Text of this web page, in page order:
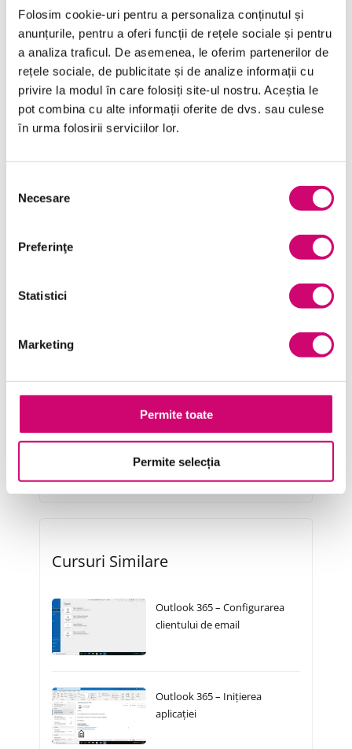
Folosim cookie-uri pentru a personaliza conținutul și
anunțurile, pentru a oferi funcții de rețele sociale și pentru
a analiza traficul. De asemenea, le oferim partenerilor de
rețele sociale, de publicitate și de analize informații cu
privire la modul în care folosiți site-ul nostru. Aceștia le
pot combina cu alte informații oferite de dvs. sau culese
în urma folosirii serviciilor lor.
consimțământului
Necesare
Preferinţe
Statistici
Marketing
Permite toate
Permite selecția
Categorii de Cursuri
Comunicare
Management și Leadership
Project Management
Serviciul clienți
Transformare Digitală
Vânzări și negocieri
Cursuri Similare
Outlook 365 – Configurarea
clientului de email
Outlook 365 – Inițierea
aplicației